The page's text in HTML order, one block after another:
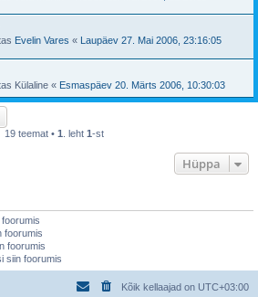
Evelin Vares « Laupäev 27. Mai 2006, 23:16:05
Külaline « Esmaspäev 20. Märts 2006, 10:30:03
19 teemat • 1 . leht 1-st
Hüppa
foorumis
foorumis
siin foorumis
Kõik kellaajad on UTC+03:00